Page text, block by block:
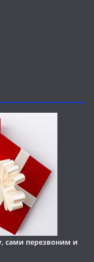
сами перезвоним и